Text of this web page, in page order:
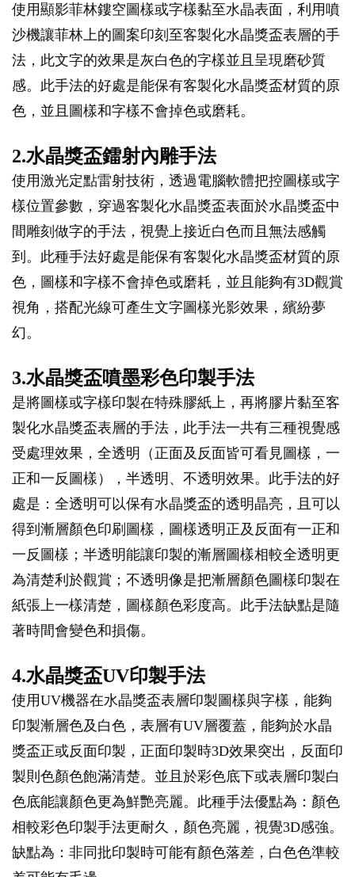
使用顯影菲林鏤空圖樣或字樣黏至水晶表面，利用噴
沙機讓菲林上的圖案印刻至客製化水晶獎盃表層的手
法，此文字的效果是灰白色的字樣並且呈現磨砂質
感。此手法的好處是能保有客製化水晶獎盃材質的原
色，並且圖樣和字樣不會掉色或磨耗。
2.水晶獎盃鐳射內雕手法
使用激光定點雷射技術，透過電腦軟體把控圖樣或字
樣位置參數，穿過客製化水晶獎盃表面於水晶獎盃中
間雕刻做字的手法，視覺上接近白色而且無法感觸
到。此種手法好處是能保有客製化水晶獎盃材質的原
色，圖樣和字樣不會掉色或磨耗，並且能夠有3D觀賞
視角，搭配光線可產生文字圖樣光影效果，繽紛夢
幻。
3.水晶獎盃噴墨彩色印製手法
是將圖樣或字樣印製在特殊膠紙上，再將膠片黏至客
製化水晶獎盃表層的手法，此手法一共有三種視覺感
受處理效果，全透明（正面及反面皆可看見圖樣，一
正和一反圖樣），半透明、不透明效果。此手法的好
處是：全透明可以保有水晶獎盃的透明晶亮，且可以
得到漸層顏色印刷圖樣，圖樣透明正及反面有一正和
一反圖樣；半透明能讓印製的漸層圖樣相較全透明更
為清楚利於觀賞；不透明像是把漸層顏色圖樣印製在
紙張上一樣清楚，圖樣顏色彩度高。此手法缺點是隨
著時間會變色和損傷。
4.水晶獎盃UV印製手法
使用UV機器在水晶獎盃表層印製圖樣與字樣，能夠
印製漸層色及白色，表層有UV層覆蓋，能夠於水晶
獎盃正或反面印製，正面印製時3D效果突出，反面印
製則色顏色飽滿清楚。並且於彩色底下或表層印製白
色底能讓顏色更為鮮艷亮麗。此種手法優點為：顏色
相較彩色印製手法更耐久，顏色亮麗，視覺3D感強。
缺點為：非同批印製時可能有顏色落差，白色色準較